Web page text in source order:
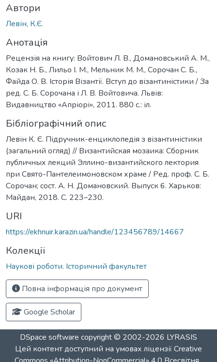
Автори
Левін, К.Є.
Анотація
Рецензія на книгу: Войтович Л. В., Домановський А. М.,
Козак Н. Б., Лильо І. М., Мельник М. М., Сорочан С. Б.,
Файда О. В. Історія Візантії. Вступ до візантиністики / За
ред. С. Б. Сорочана і Л. В. Войтовича. Львів:
Видавництво «Апріорі», 2011. 880 с.: іл.
Бібліографічний опис
Левін К. Є. Підручник-енциклопедія з візантиністики
(загальний огляд) // Византийская мозаика: Сборник
публичных лекций Эллино-византийского лектория
при Свято-Пантелеимоновском храме / Ред. проф. С. Б.
Сорочан; сост. А. Н. Домановский. Выпуск 6. Харьков:
Майдан, 2018. С. 223–230.
URI
https://ekhnuir.karazin.ua/handle/123456789/14667
Колекції
Наукові роботи. Історичний факультет
Повна інформація про документ
Google Scholar
DSpace software copyright © 2002-2026 LYRASIS
Цей контент доступний на умовах ліцензіїCreative